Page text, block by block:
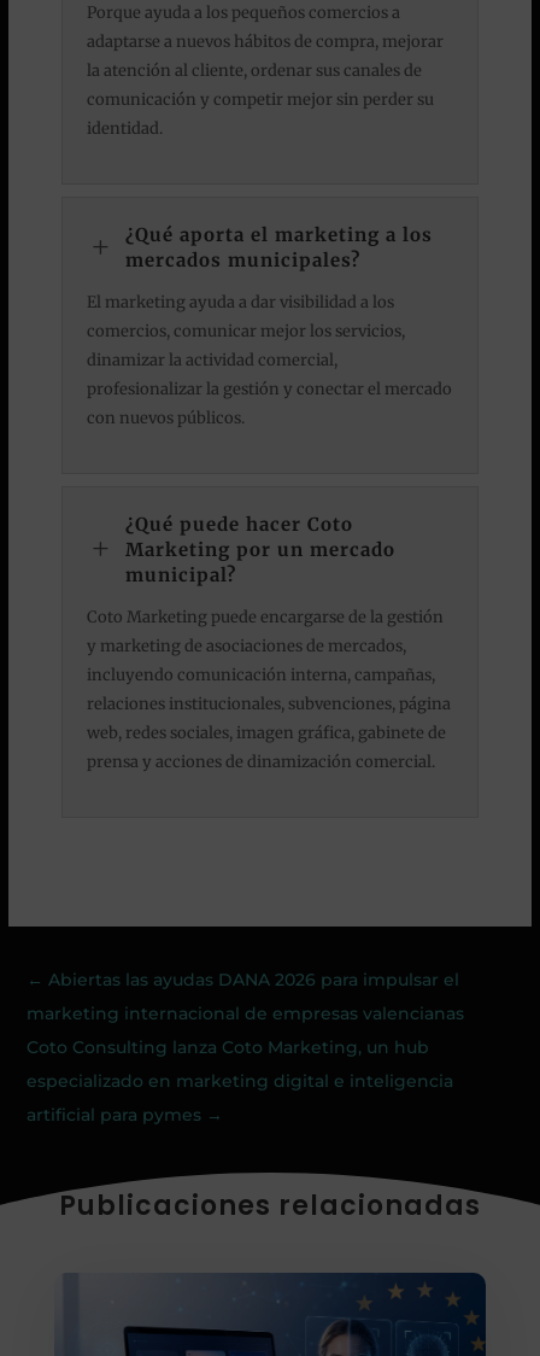
Porque ayuda a los pequeños comercios a
adaptarse a nuevos hábitos de compra, mejorar
la atención al cliente, ordenar sus canales de
comunicación y competir mejor sin perder su
identidad.
L
¿Qué aporta el marketing a los
mercados municipales?
El marketing ayuda a dar visibilidad a los
comercios, comunicar mejor los servicios,
dinamizar la actividad comercial,
profesionalizar la gestión y conectar el mercado
con nuevos públicos.
L
¿Qué puede hacer Coto
Marketing por un mercado
municipal?
Coto Marketing puede encargarse de la gestión
y marketing de asociaciones de mercados,
incluyendo comunicación interna, campañas,
relaciones institucionales, subvenciones, página
web, redes sociales, imagen gráfica, gabinete de
prensa y acciones de dinamización comercial.
←Abiertas las ayudas DANA 2026 para impulsar el
marketing internacional de empresas valencianas
Coto Consulting lanza Coto Marketing, un hub
especializado en marketing digital e inteligencia
artificial para pymes →
Publicaciones relacionadas